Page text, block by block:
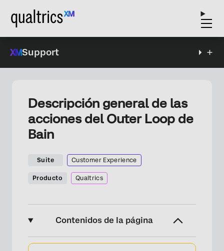
Support
Descripción general de las
acciones del Outer Loop de
Bain
Suite Customer Experience
Producto Qualtrics
Contenidos de la página
Acerca de las acciones del Outer Loop de